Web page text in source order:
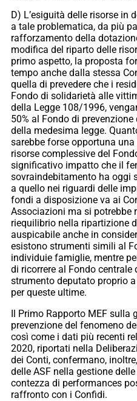
D) L’esiguità delle risorse in
a tale problematica, da più
rafforzamento della
modifica del riparto delle
primo aspetto, la proposta
tempo anche dalla stessa
quella di prevedere che i
Fondo di solidarietà alle
della Legge 108/1996,
50% al Fondo di prevenzione
della medesima legge.
sarebbe forse opportuna
risorse complessive del
significativo impatto che il
sovraindebitamento ha oggi
a quello nei riguardi delle
fondi a disposizione va ai
Associazioni ma si potrebbe
riequilibrio nella ripartizione
auspicabile anche in
esistono strumenti simili al
individuie famiglie, mentre
di ricorrere al Fondo centrale
strumento deputato proprio
per queste ultime.
Il Primo Rapporto MEF sulla
prevenzione del fenomeno
così come i dati più recenti
2020, riportati nella
dei Conti, confermano,
delle ASF nella gestione
contezza di performances
raffronto con i Confidi.